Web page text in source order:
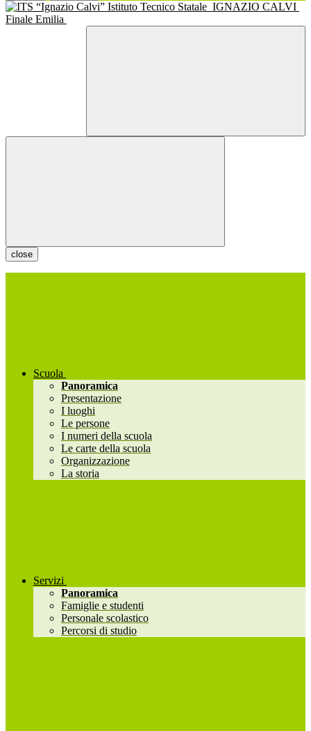
Istituto Tecnico Statale IGNAZIO CALVI
Finale Emilia
close
Scuola
Panoramica
Presentazione
I luoghi
Le persone
I numeri della scuola
Le carte della scuola
Organizzazione
La storia
Servizi
Panoramica
Famiglie e studenti
Personale scolastico
Percorsi di studio